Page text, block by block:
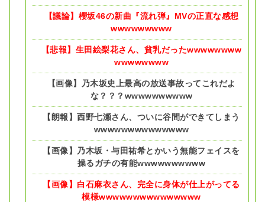
【議論】櫻坂46の新曲『流れ弾』MVの正直な感想
wwwwwwwww
【悲報】生田絵梨花さん、貧乳だったwwwwwwww
wwwwwwww
【画像】乃木坂史上最高の放送事故ってこれだよ
な？？？wwwwwwwwww
【朗報】西野七瀬さん、ついに谷間ができてしまう
wwwwwwwwwwwwww
【画像】乃木坂・与田祐希とかいう無能フェイスを
操るガチの有能wwwwwwwwww
【画像】白石麻衣さん、完全に身体が仕上がってる
模様wwwwwwwwwwwwwww